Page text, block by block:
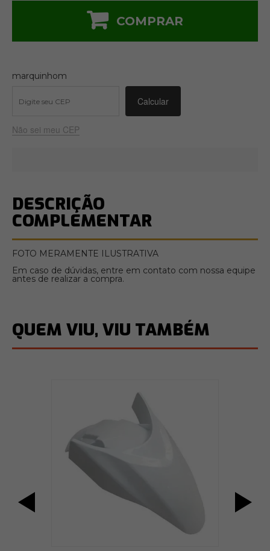
COMPRAR
marquinhom
Não sei meu CEP
DESCRIÇÃO
COMPLEMENTAR
FOTO MERAMENTE ILUSTRATIVA
Em caso de dúvidas, entre em contato com nossa equipe
antes de realizar a compra.
QUEM VIU, VIU TAMBÉM